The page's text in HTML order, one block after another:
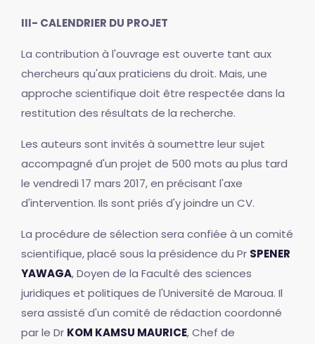
III- CALENDRIER DU PROJET
La contribution à l'ouvrage est ouverte tant aux
chercheurs qu'aux praticiens du droit. Mais, une
approche scientifique doit être respectée dans la
restitution des résultats de la recherche.
Les auteurs sont invités à soumettre leur sujet
accompagné d'un projet de 500 mots au plus tard
le vendredi 17 mars 2017, en précisant l'axe
d'intervention. Ils sont priés d'y joindre un CV.
La procédure de sélection sera confiée à un comité
scientifique, placé sous la présidence du Pr SPENER
YAWAGA, Doyen de la Faculté des sciences
juridiques et politiques de l'Université de Maroua. Il
sera assisté d'un comité de rédaction coordonné
par le Dr KOM KAMSU MAURICE, Chef de